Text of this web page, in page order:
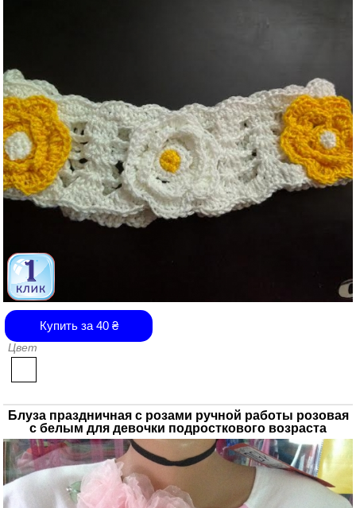
Купить за 40₴
Цвет
Блуза праздничная с розами ручной работы розовая
с белым для девочки подросткового возраста